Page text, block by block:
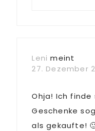
Leni meint
27. Dezember
Ohja! Ich
Geschenke
als gekaufte!